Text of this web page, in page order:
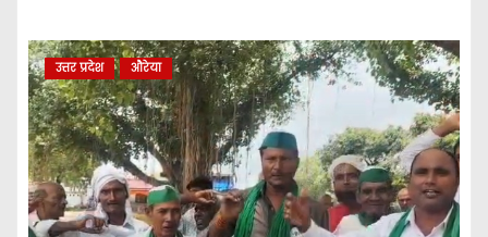
उत्तर प्रदेश औरेया